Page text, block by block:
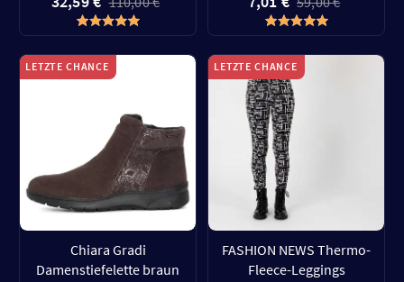
LETZTE CHANCE
Chiara Gradi
Damenstiefelette braun
LETZTE CHANCE
FASHION NEWS Thermo-
Fleece-Leggings